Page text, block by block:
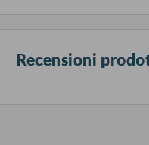
Recensioni